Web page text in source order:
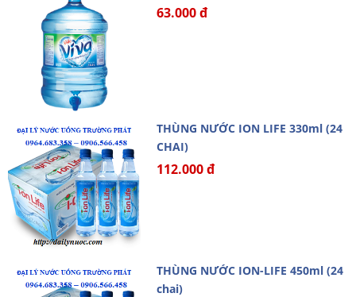
63.000 đ
THÙNG NƯỚC ION LIFE 330ml (24
CHAI)
112.000 đ
THÙNG NƯỚC ION-LIFE 450ml (24
chai)